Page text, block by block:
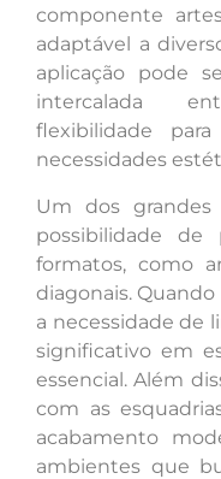
componente
adaptável a
aplicação pode
intercalada
flexibilidade
necessidades
Um dos
possibilidade de
formatos, como
diagonais.
a necessidade de
significativo em
essencial. Além
com as
acabamento
ambientes que